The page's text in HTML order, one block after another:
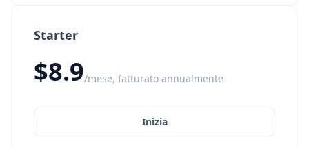
Starter
$8.9/mese, fatturato annualmente
Inizia